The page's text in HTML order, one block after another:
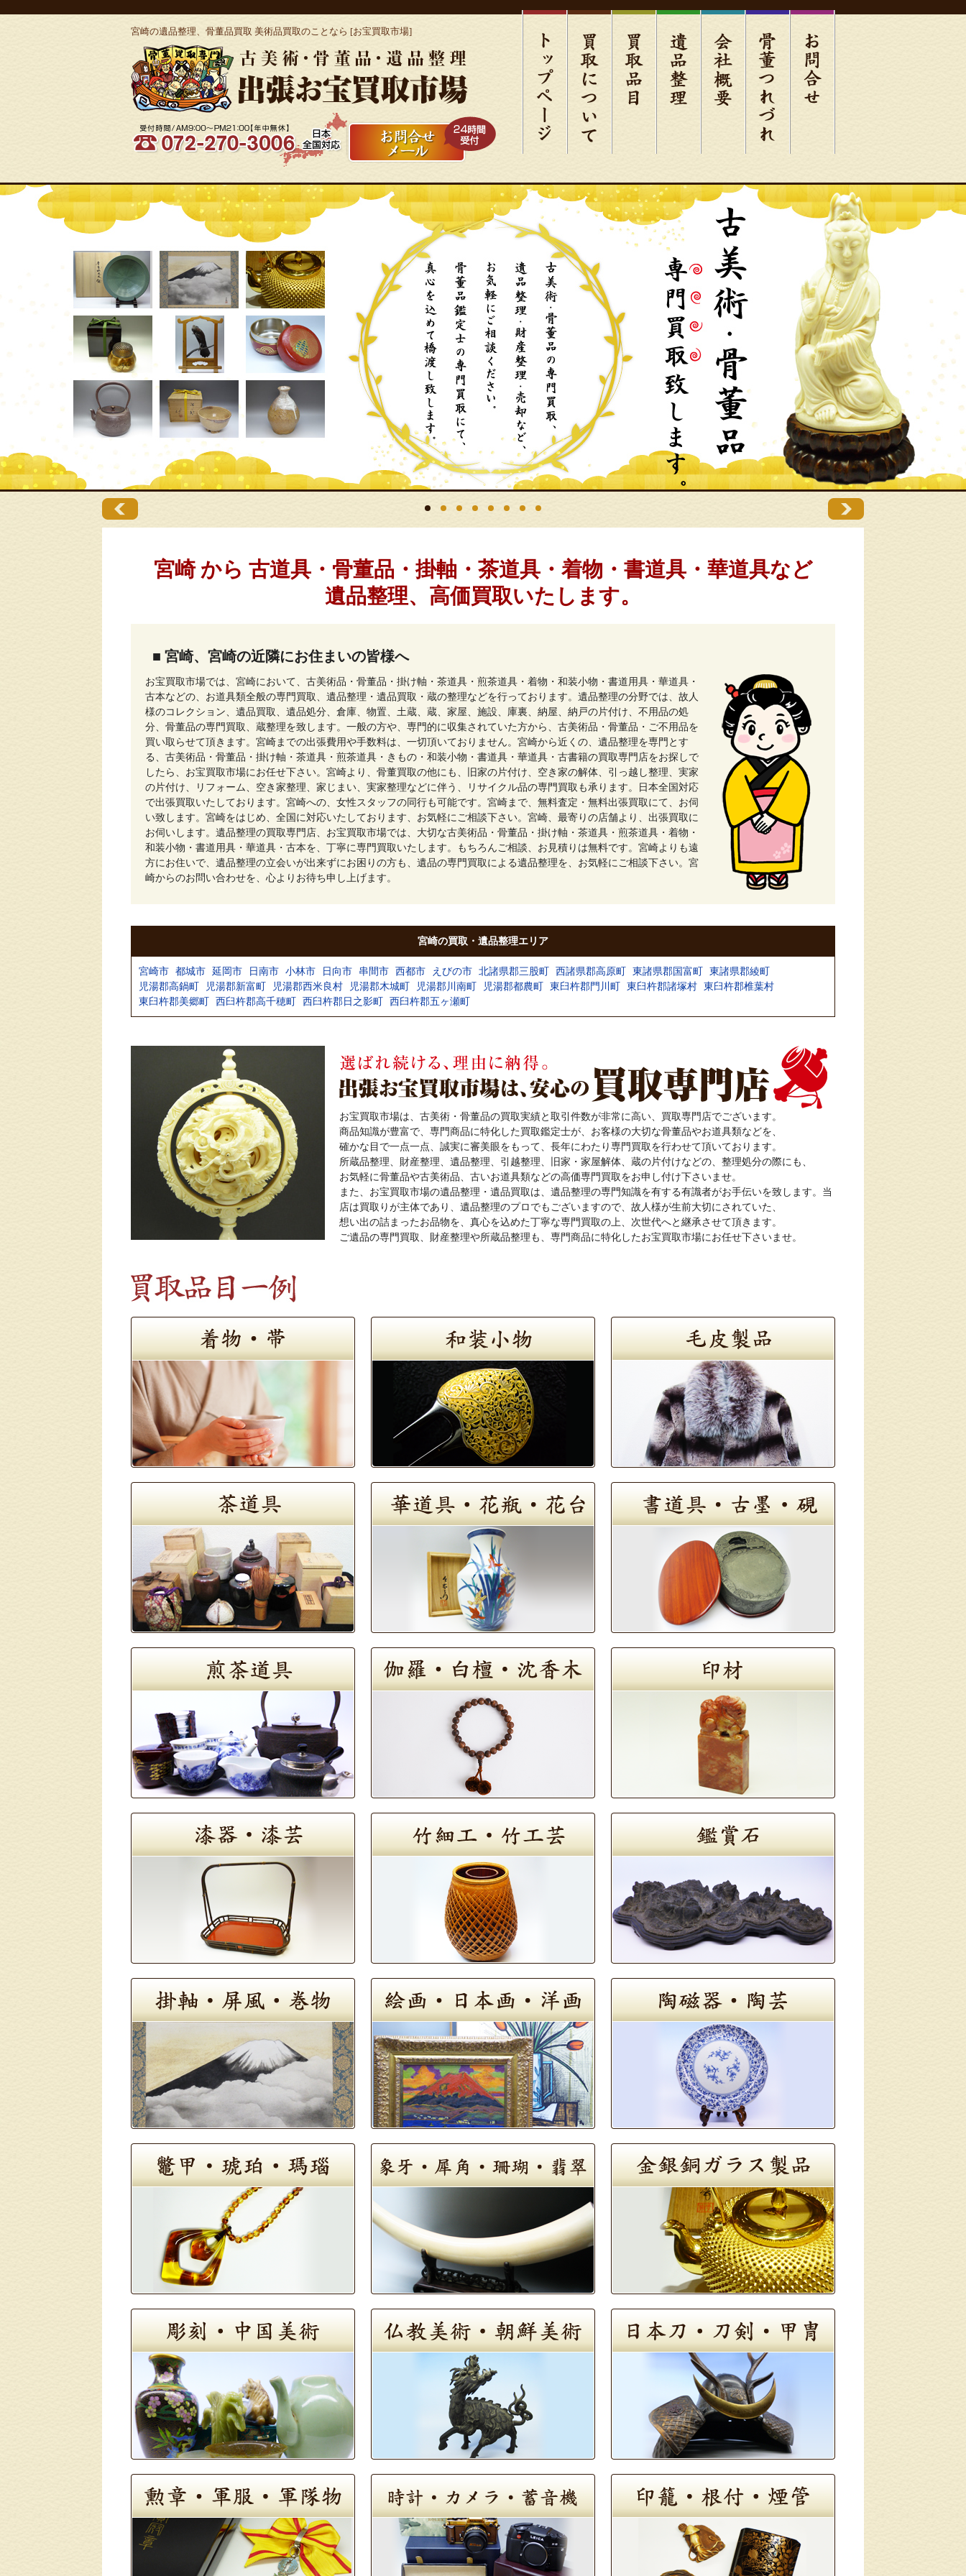
宮崎の遺品整理、骨董品買取 美術品買取のことなら [お宝買取市場]
宮崎 から 古道具・骨董品・掛軸・茶道具・着物・書道具・華道具など
遺品整理、高価買取いたします。
■ 宮崎、宮崎の近隣にお住まいの皆様へ
お宝買取市場では、宮崎において、古美術品・骨董品・掛け軸・茶道具・煎茶道具・着物・和装小物・書道用具・華道具・
古本などの、お道具類全般の専門買取、遺品整理・遺品買取・蔵の整理などを行っております。遺品整理の分野では、故人
様のコレクション、遺品買取、遺品処分、倉庫、物置、土蔵、蔵、家屋、施設、庫裏、納屋、納戸の片付け、不用品の処
分、骨董品の専門買取、蔵整理を致します。一般の方や、専門的に収集されていた方から、古美術品・骨董品・ご不用品を
買い取らせて頂きます。宮崎までの出張費用や手数料は、一切頂いておりません。宮崎から近くの、遺品整理を専門とす
る、古美術品・骨董品・掛け軸・茶道具・煎茶道具・きもの・和装小物・書道具・華道具・古書籍の買取専門店をお探しで
したら、お宝買取市場にお任せ下さい。宮崎より、骨董買取の他にも、旧家の片付け、空き家の解体、引っ越し整理、実家
の片付け、リフォーム、空き家整理、家じまい、実家整理などに伴う、リサイクル品の専門買取も承ります。日本全国対応
で出張買取いたしております。宮崎への、女性スタッフの同行も可能です。宮崎まで、無料査定・無料出張買取にて、お伺
い致します。宮崎をはじめ、全国に対応いたしております、お気軽にご相談下さい。宮崎、最寄りの店舗より、出張買取に
お伺いします。遺品整理の買取専門店、お宝買取市場では、大切な古美術品・骨董品・掛け軸・茶道具・煎茶道具・着物・
和装小物・書道用具・華道具・古本を、丁寧に専門買取いたします。もちろんご相談、お見積りは無料です。宮崎よりも遠
方にお住いで、遺品整理の立会いが出来ずにお困りの方も、遺品の専門買取による遺品整理を、お気軽にご相談下さい。宮
崎からのお問い合わせを、心よりお待ち申し上げます。
宮崎の買取・遺品整理エリア
宮崎市 都城市 延岡市 日南市 小林市 日向市 串間市 西都市 えびの市 北諸県郡三股町 西諸県郡高原町 東諸県郡国富町 東諸県郡綾町
児湯郡高鍋町
児湯郡新富町 児湯郡西米良村 児湯郡木城町 児湯郡川南町 児湯郡都農町 東臼杵郡門川町 東臼杵郡諸塚村 東臼杵郡椎葉村
東臼杵郡美郷町 西臼杵郡高千穂町 西臼杵郡日之影町 西臼杵郡五ヶ瀬町
お宝買取市場は、古美術・骨董品の買取実績と取引件数が非常に高い、買取専門店でございます。
商品知識が豊富で、専門商品に特化した買取鑑定士が、お客様の大切な骨董品やお道具類などを、
確かな目で一点一点、誠実に審美眼をもって、長年にわたり専門買取を行わせて頂いております。
所蔵品整理、財産整理、遺品整理、引越整理、旧家・家屋解体、蔵の片付けなどの、整理処分の際にも、
お気軽に骨董品や古美術品、古いお道具類などの高価専門買取をお申し付け下さいませ。
また、お宝買取市場の遺品整理・遺品買取は、遺品整理の専門知識を有する有識者がお手伝いを致します。当
店は買取りが主体であり、遺品整理のプロでもございますので、故人様が生前大切にされていた、
想い出の詰まったお品物を、真心を込めた丁寧な専門買取の上、次世代へと継承させて頂きます。
ご遺品の専門買取、財産整理や所蔵品整理も、専門商品に特化したお宝買取市場にお任せ下さいませ。